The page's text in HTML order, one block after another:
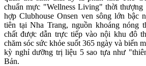
chuẩn mực "Wellness Living" thời thượng
hợp Clubhouse Onsen ven sông lớn bậc
tiên tại Nha Trang, nguồn khoáng nóng
chất được dẫn trực tiếp vào nội khu đô
chăm sóc sức khỏe suốt 365 ngày và biến
kỳ nghỉ dưỡng trị liệu 5 sao tựa như
Bản.